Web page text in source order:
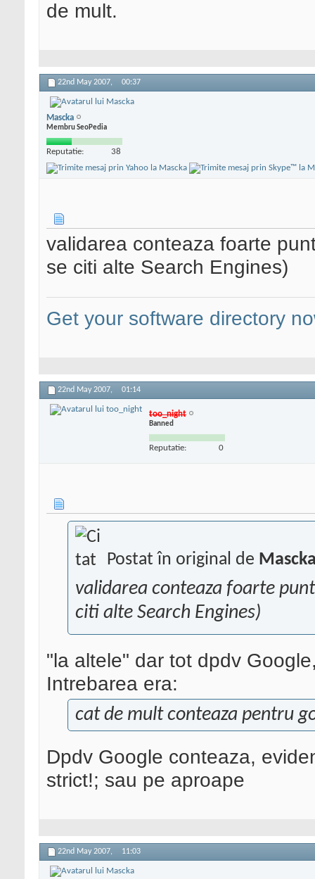
de mult.
22nd May 2007, 00:37
Mascka
Membru SeoPedia
Reputatie: 38
validarea conteaza foarte
se citi alte Search Engines)
Get your software directory
22nd May 2007, 01:14
too_night
Banned
Reputatie: 0
Postat în original de
validarea conteaza foarte
citi alte Search Engines)
"la altele" dar tot dpdv
Intrebarea era:
cat de mult conteaza pentru
Dpdv Google conteaza,
strict!; sau pe aproape
22nd May 2007, 11:03